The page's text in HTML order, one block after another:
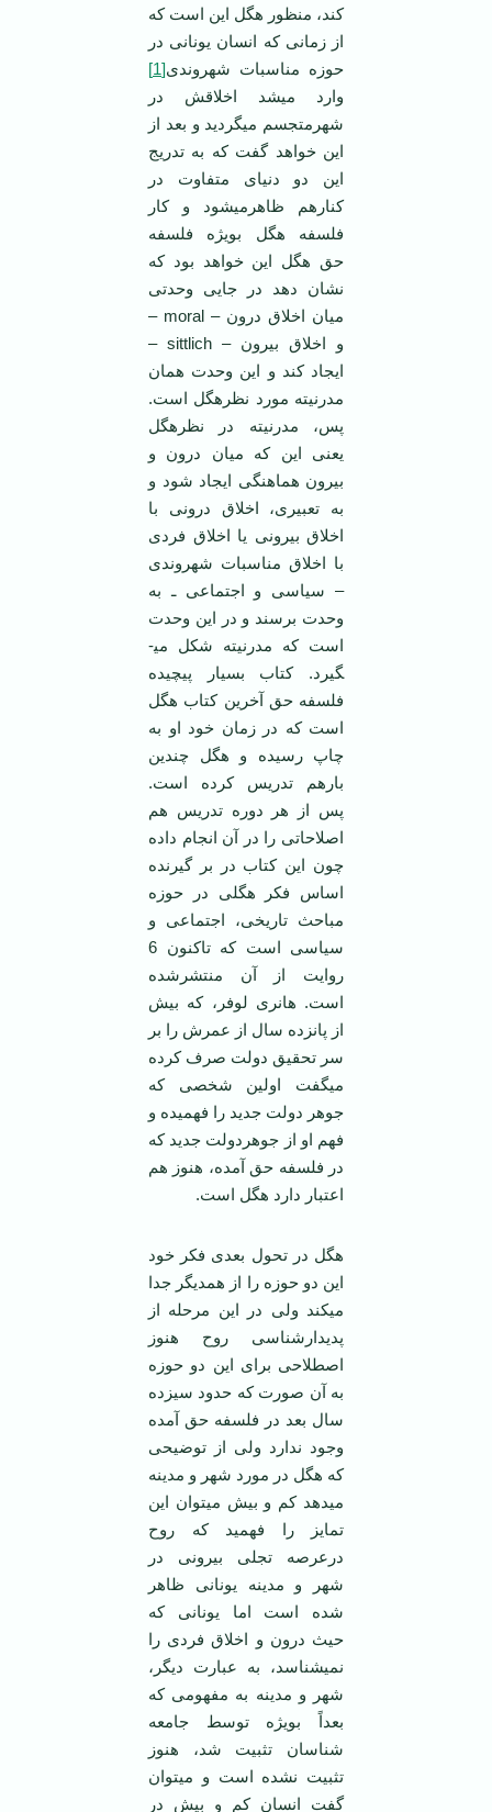
کند، منظور هگل این است که
از زمانی که انسان یونانی در
حوزه مناسبات شهروندی[1]
وارد می­شد اخلاقش در
شهرمتجسم می­گردید و بعد از
این خواهد گفت که به تدریج
این دو دنیای متفاوت در
کنارهم ظاهرمی­شود و کار
فلسفه هگل بویژه فلسفه
حق هگل این خواهد بود که
نشان دهد در جایی وحدتی
میان اخلاق درون – moral –
و اخلاق بیرون – sittlich –
ایجاد کند و این وحدت همان
مدرنیته مورد نظرهگل است.
پس، مدرنیته در نظرهگل
یعنی این که میان درون و
بیرون هماهنگی ایجاد شود و
به تعبیری، اخلاق درونی با
اخلاق بیرونی یا اخلاق فردی
با اخلاق مناسبات شهروندی
– سیاسی و اجتماعی ـ به
وحدت برسند و در این وحدت
است که مدرنیته شکل می­
گیرد. کتاب بسیار پیچیده
فلسفه حق آخرین کتاب هگل
است که در زمان خود او به
چاپ رسیده و هگل چندین
بارهم تدریس کرده است.
پس از هر دوره تدریس هم
اصلاحاتی را در آن انجام داده
چون این کتاب در بر گیرنده
اساس فکر هگلی در حوزه
مباحث تاریخی، اجتماعی و
سیاسی است که تاکنون 6
روایت از آن منتشرشده
است. هانری لوفر، که بیش
از پانزده سال از عمرش را بر
سر تحقیق دولت صرف کرده
می­گفت اولین شخصی که
جوهر دولت جدید را فهمیده و
فهم او از جوهردولت جدید که
در فلسفه حق آمده، هنوز هم
اعتبار دارد هگل است.
هگل در تحول بعدی فکر خود
این دو حوزه را از همدیگر جدا
می­کند ولی در این مرحله از
پدیدارشناسی روح هنوز
اصطلاحی برای این دو حوزه
به آن صورت که حدود سیزده
سال بعد در فلسفه حق آمده
وجود ندارد ولی از توضیحی
که هگل در مورد شهر و مدینه
می­دهد کم و بیش می­توان این
تمایز را فهمید که روح
درعرصه تجلی بیرونی در
شهر و مدینه یونانی ظاهر
شده است اما یونانی که
حیث درون و اخلاق فردی را
نمی­شناسد، به عبارت دیگر،
شهر و مدینه به مفهومی که
بعداً بویژه توسط جامعه
شناسان تثبیت شد، هنوز
تثبیت نشده است و می­توان
گفت انسان کم و بیش در